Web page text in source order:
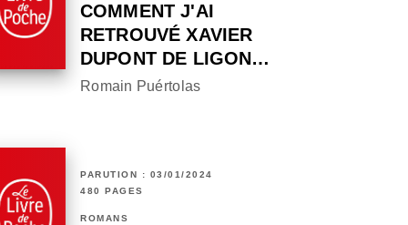
COMMENT J'AI
RETROUVÉ XAVIER
DUPONT DE LIGON…
Romain Puértolas
PARUTION : 03/01/2024
480 PAGES
ROMANS